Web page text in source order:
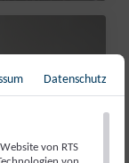
Datenschutz
von RTS